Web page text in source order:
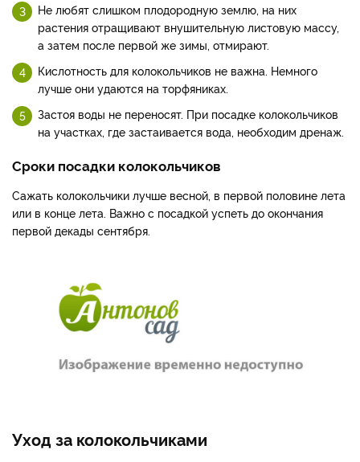
Не любят слишком плодородную землю, на них
растения отращивают внушительную листовую массу,
а затем после первой же зимы, отмирают.
Кислотность для колокольчиков не важна. Немного
лучше они удаются на торфяниках.
Застоя воды не переносят. При посадке колокольчиков
на участках, где застаивается вода, необходим дренаж.
Сроки посадки колокольчиков
Сажать колокольчики лучше весной, в первой половине лета
или в конце лета. Важно с посадкой успеть до окончания
первой декады сентября.
Уход за колокольчиками